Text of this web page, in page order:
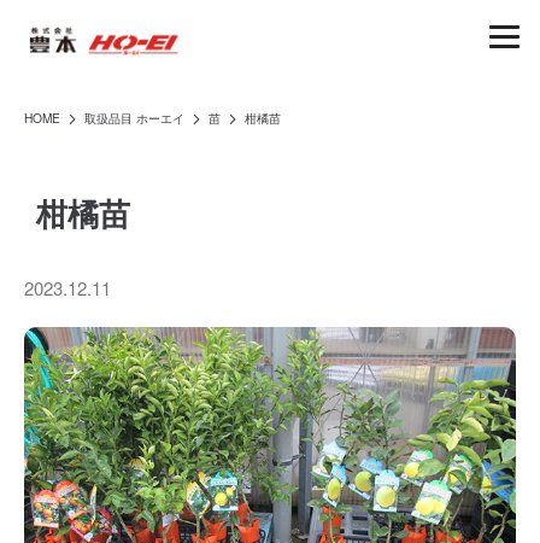
HOME arrow_forward_ios 取扱品目 ホーエイ arrow_forward_ios 苗 arrow_forward_ios 柑橘苗
柑橘苗
2023.12.11